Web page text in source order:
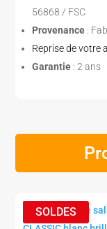
56868 / FSC
Provenance :
Reprise de votre
Garantie : 2 ans